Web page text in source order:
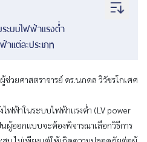
ะบบไฟฟ้าแรงต่ำ
แต่ละประเภท
ผู้ช่วยศาสตราจารย์ ดร.นภดล วิวัชรโกเศศ
ฟฟ้าในระบบไฟฟ้าแรงต่ำ (LV power
ผู้ออกแบบจะต้องพิจารณาเลือกวิธีการ